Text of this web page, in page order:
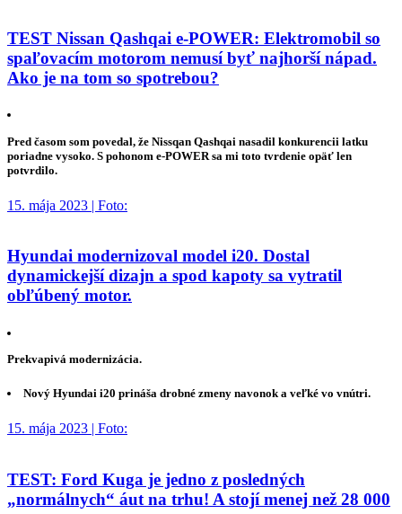
TEST Nissan Qashqai e-POWER: Elektromobil so
spaľovacím motorom nemusí byť najhorší nápad.
Ako je na tom so spotrebou?
Pred časom som povedal, že Nissqan Qashqai nasadil konkurencii latku
poriadne vysoko. S pohonom e-POWER sa mi toto tvrdenie opäť len
potvrdilo.
15. mája 2023 | Foto:
Hyundai modernizoval model i20. Dostal
dynamickejší dizajn a spod kapoty sa vytratil
obľúbený motor.
Prekvapivá modernizácia.
Nový Hyundai i20 prináša drobné zmeny navonok a veľké vo vnútri.
15. mája 2023 | Foto:
TEST: Ford Kuga je jedno z posledných
„normálnych“ áut na trhu! A stojí menej než 28 000